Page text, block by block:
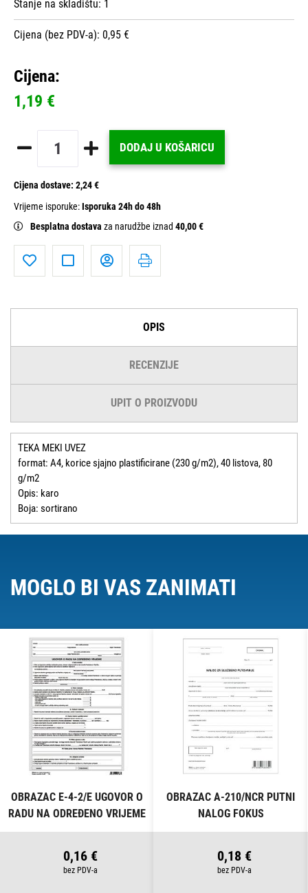
Stanje na skladištu: 1
Cijena (bez PDV-a): 0,95 €
Cijena:
1,19 €
DODAJ U KOŠARICU
Cijena dostave: 2,24 €
Vrijeme isporuke:Isporuka 24h do 48h
Besplatna dostava za narudžbe iznad 40,00 €
OPIS
RECENZIJE
UPIT O PROIZVODU
TEKA MEKI UVEZ
format: A4, korice sjajno plastificirane (230 g/m2), 40 listova, 80
g/m2
Opis: karo
Boja: sortirano
MOGLO BI VAS ZANIMATI
OBRAZAC E-4-2/E UGOVOR O
RADU NA ODREĐENO VRIJEME
FOKUS
0,16 €
OBRAZAC A-210/NCR PUTNI
NALOG FOKUS
0,18 €